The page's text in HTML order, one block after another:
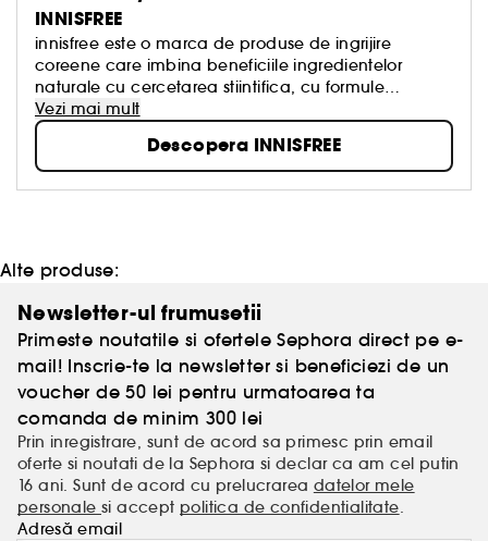
INNISFREE
innisfree este o marca de produse de ingrijire
coreene care imbina beneficiile ingredientelor
naturale cu cercetarea stiintifica, cu formule
inovatoare si rezultate dovedite clinic.
Vezi mai mult
Descopera INNISFREE
Alte produse:
Newsletter-ul frumusetii
Primeste noutatile si ofertele Sephora direct pe e-
mail! Inscrie-te la newsletter si beneficiezi de un
voucher de 50 lei pentru urmatoarea ta
comanda de minim 300 lei
Prin inregistrare, sunt de acord sa primesc prin email
oferte si noutati de la Sephora si declar ca am cel putin
16 ani. Sunt de acord cu prelucrarea datelor mele
personalesi accept politica de confidentialitate.
Adresă email